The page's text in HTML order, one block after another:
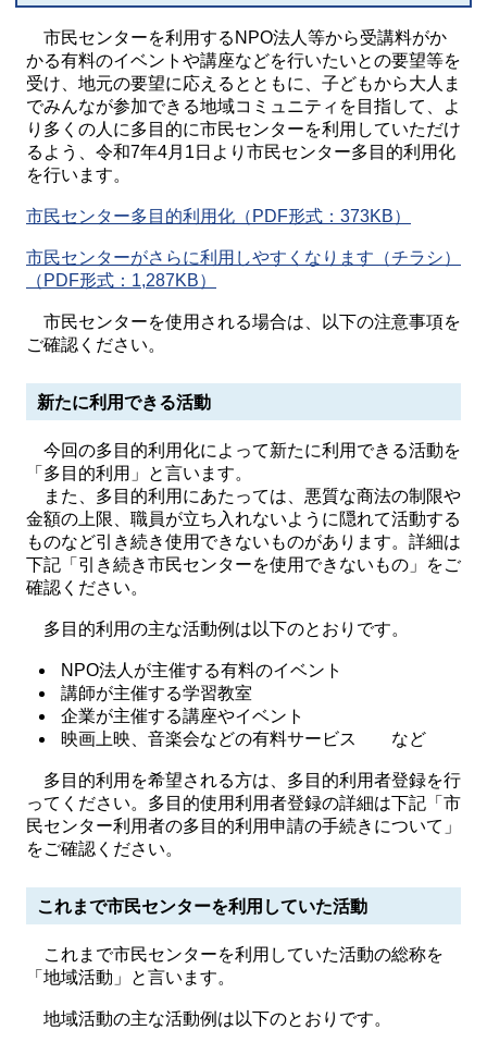
市民センターを利用するNPO法人等から受講料がか
かる有料のイベントや講座などを行いたいとの要望等を
受け、地元の要望に応えるとともに、子どもから大人ま
でみんなが参加できる地域コミュニティを目指して、よ
り多くの人に多目的に市民センターを利用していただけ
るよう、令和7年4月1日より市民センター多目的利用化
を行います。
市民センター多目的利用化（PDF形式：373KB）
市民センターがさらに利用しやすくなります（チラシ）
（PDF形式：1,287KB）
市民センターを使用される場合は、以下の注意事項を
ご確認ください。
新たに利用できる活動
今回の多目的利用化によって新たに利用できる活動を
「多目的利用」と言います。
また、多目的利用にあたっては、悪質な商法の制限や
金額の上限、職員が立ち入れないように隠れて活動する
ものなど引き続き使用できないものがあります。詳細は
下記「引き続き市民センターを使用できないもの」をご
確認ください。
多目的利用の主な活動例は以下のとおりです。
NPO法人が主催する有料のイベント
講師が主催する学習教室
企業が主催する講座やイベント
映画上映、音楽会などの有料サービス など
多目的利用を希望される方は、多目的利用者登録を行
ってください。多目的使用利用者登録の詳細は下記「市
民センター利用者の多目的利用申請の手続きについて」
をご確認ください。
これまで市民センターを利用していた活動
これまで市民センターを利用していた活動の総称を
「地域活動」と言います。
地域活動の主な活動例は以下のとおりです。